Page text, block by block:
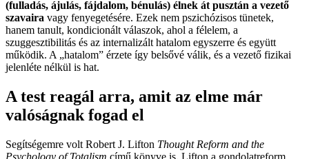
(fulladás, ájulás, fájdalom, bénulás) élnek át pusztán a vezető
szavaira vagy fenyegetésére. Ezek nem pszichózisos tünetek,
hanem tanult, kondicionált válaszok, ahol a félelem, a
szuggesztibilitás és az internalizált hatalom egyszerre és együtt
működik. A „hatalom” érzete így belsővé válik, és a vezető fizikai
jelenléte nélkül is hat.
A test reagál arra, amit az elme már
valóságnak fogad el
Segítségemre volt Robert J. Lifton Thought Reform and the
Psychology of Totalism című könyve is. Lifton a gondolatreform